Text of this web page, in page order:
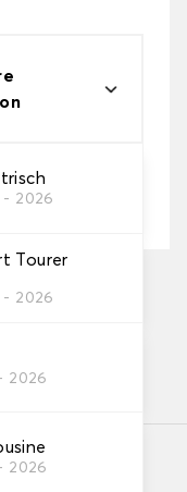
- 2026
Tourer
- 2026
2026
2026
für Ihre
am
ab einem